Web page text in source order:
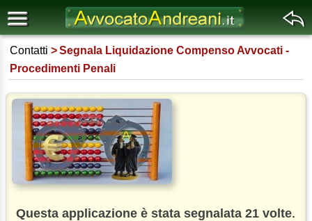
Contatti
Segnala Liquidazione Compenso Avvocati -
Procedimenti Penali
Questa applicazione è stata segnalata 21 volte.